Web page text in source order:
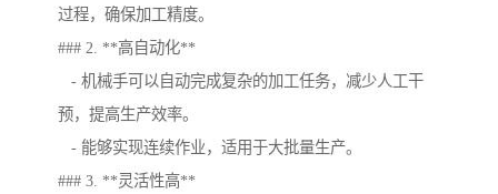
过程，确保加工精度。
### 2. **高自动化**
- 机械手可以自动完成复杂的加工任务，减少人工干
预，提高生产效率。
- 能够实现连续作业，适用于大批量生产。
### 3. **灵活性高**